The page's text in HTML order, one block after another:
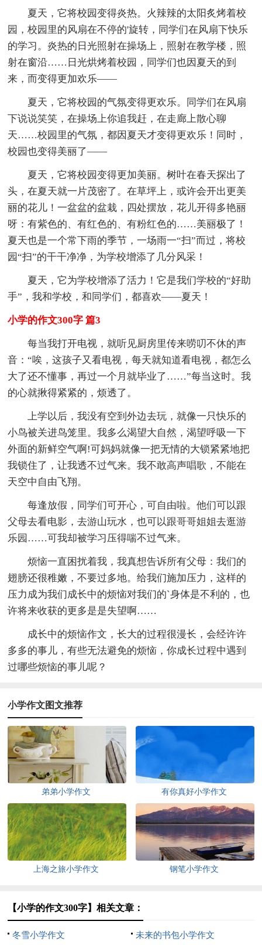
夏天，它将校园变得炎热。火辣辣的太阳炙烤着校
园，校园里的风扇在不停的'旋转，同学们在风扇下快乐
的学习。炎热的日光照射在操场上，照射在教学楼，照
射在窗沿……日光烘烤着校园，同学们也因夏天的到
来，而变得更加欢乐——
夏天，它将校园的气氛变得更欢乐。同学们在风扇
下说说笑笑，在操场上你追我赶，在走廊上散心聊
天……校园里的气氛，都因夏天才变得更欢乐！同时，
校园也变得美丽了——
夏天，它将校园变得更加美丽。树叶在春天探出了
头，在夏天就一片茂密了。在草坪上，或许会开出更美
丽的花儿！一盆盆的盆栽，四处摆放，花儿开得多艳丽
呀：有紫色的、有红色的、有粉红色的……美丽极了！
夏天也是一个常下雨的季节，一场雨一“扫”而过，将校
园“扫”的干干净净，为学校增添了几分风采！
夏天，它为学校增添了活力！它是我们学校的“好助
手”，我和学校，和同学们，都喜欢——夏天！
小学的作文300字 篇3
每当我打开电视，就听见厨房里传来唠叨不休的声
音：“唉，这孩子又看电视，每天就知道看电视，都怎么
大了还不懂事，再过一个月就毕业了……”每当这时。我
的心就揪得紧紧的，烦透了。
上学以后，我没有空到外边去玩，就像一只快乐的
小鸟被关进鸟笼里。我多么渴望大自然，渴望呼吸一下
外面的新鲜空气啊!可妈妈就像一把无情的大锁紧紧地把
我锁住了，让我透不过气来。我不敢高声唱歌，不能在
天空中自由飞翔。
每逢放假，同学们可开心，可自由啦。他们可以跟
父母去看电影，去游山玩水，也可以跟哥哥姐姐去逛游
乐园……可我却被学习压得喘不过气来。
烦恼一直困扰着我，我真想告诉所有父母：我们的
翅膀还很稚嫩，不要过多地。给我们施加压力，这样的
压力成为我们成长中的烦恼对我们的`身体是不利的，也
许将来收获的更多是是失望啊……
成长中的烦恼作文，长大的过程很漫长，会经许许
多多的事儿，有些无法避免的烦恼，你成长过程中遇到
过哪些烦恼的事儿呢？
小学作文图文推荐
弟弟小学作文 有你真好小学作文
上海之旅小学作文 钢笔小学作文
【小学的作文300字】相关文章：
冬雪小学作文 未来的书包小学作文